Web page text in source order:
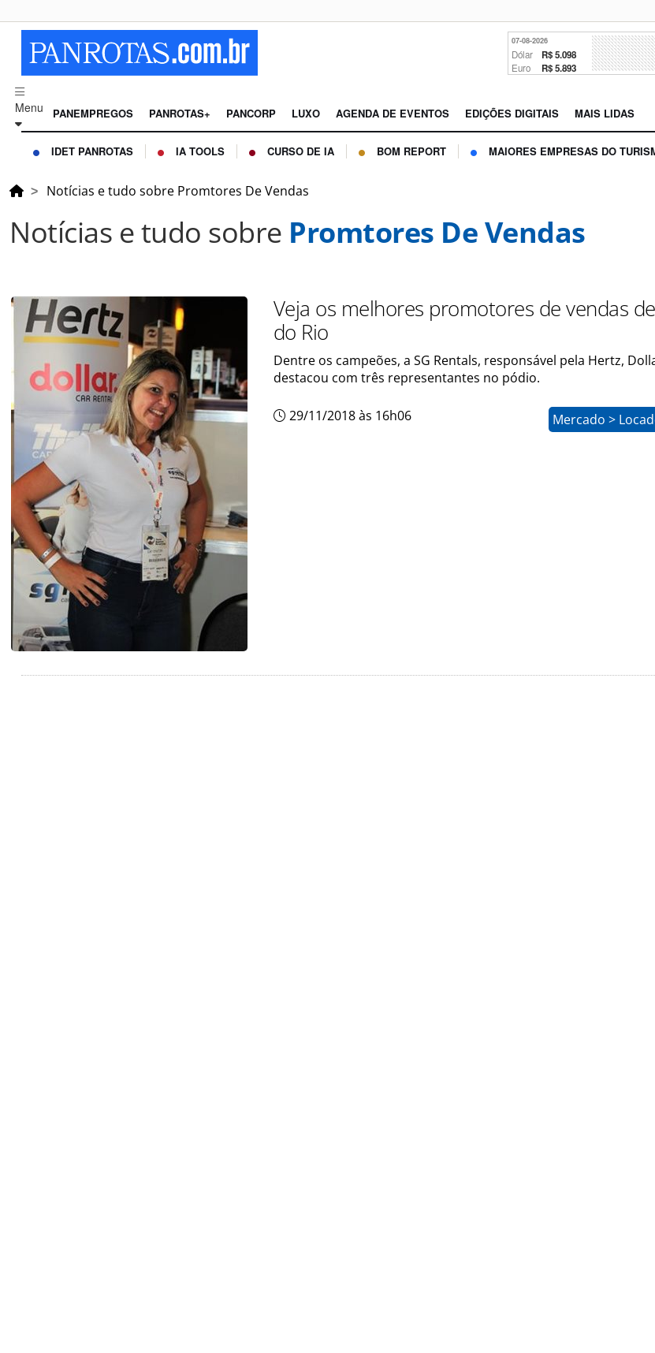
07-08-2026
Dólar R$ 5.098
Euro R$ 5.893
Menu PANEMPREGOS PANROTAS+ PANCORP LUXO AGENDA DE EVENTOS EDIÇÕES DIGITAIS MAIS LIDAS
IDET PANROTAS IA TOOLS CURSO DE IA BOM REPORT MAIORES EMPRESAS DO
Notícias e tudo sobre Promtores De Vendas
Notícias e tudo sobre Promtores De Vendas
Veja os melhores promotores de vendas
do Rio
Dentre os campeões, a SG Rentals, responsável pela Hertz,
destacou com três representantes no pódio.
29/11/2018 às 16h06 Mercado >